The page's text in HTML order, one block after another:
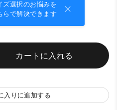
ズ選択のお悩みを
らで解決できます
カートに入れる
入りに追加する